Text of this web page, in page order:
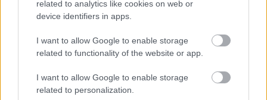
related to analytics like cookies on web or
device identifiers in apps.
I want to allow Google to enable storage
related to functionality of the website or app.
I want to allow Google to enable storage
related to personalization.
jäädytyspäätöksiä. Englanniksi asiakkaan
tuntemisesta käytetään termiä
Your Customer).
elinkeinonharjoittajia kutsutaan